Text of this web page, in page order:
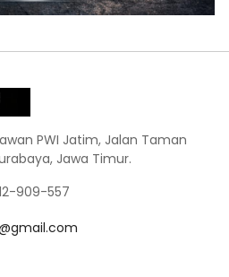
PWI Jatim, Jalan Taman
Jawa Timur.
909-557